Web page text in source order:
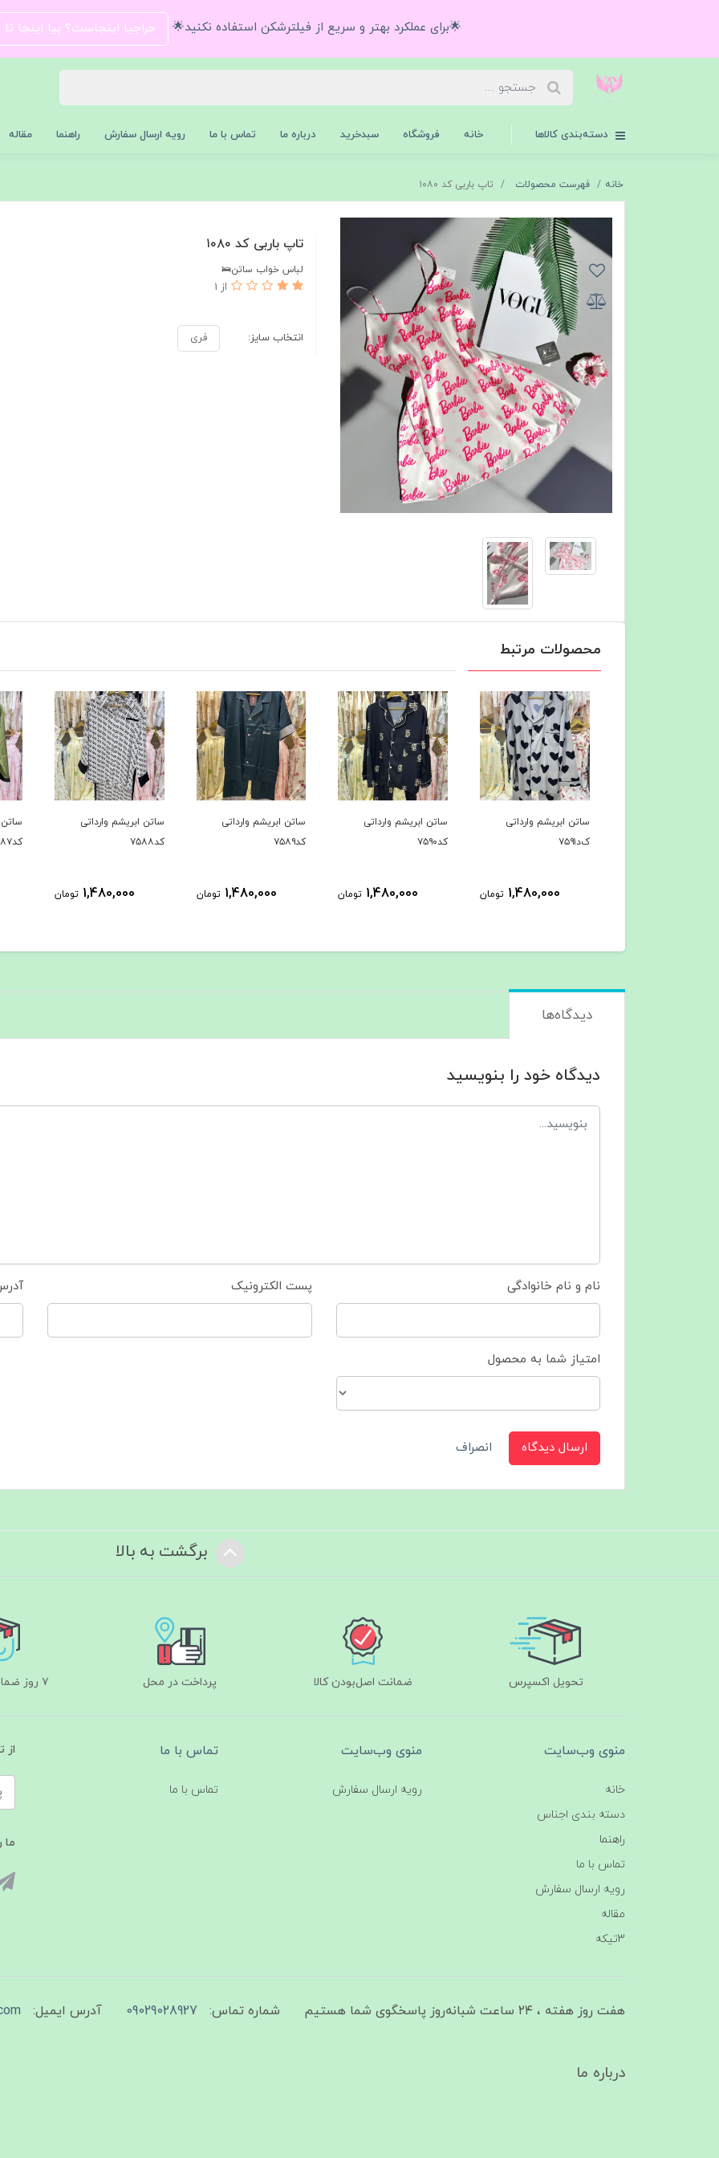
🌟برای عملکرد بهتر و سریع از فیلترشکن استفاده نکنید🌟 حراجیا اینجاست؟ بیا اینجا
دسته‌بندی کالاها خانه فروشگاه سبدخرید درباره ما تماس با ما رویه ارسال سفارش راهنما مقاله
خانه فهرست محصولات تاپ باربی کد ۱۰۸۰
تاپ باربی کد ۱۰۸۰
لباس خواب ساتن🛌
از 1
انتخاب سایز: فری
محصولات مرتبط
ساتن ابریشم وارداتی
ک‌د۷۵۹۱
1,480,000 تومان
ساتن ابریشم وارداتی
کد۷۵۹۰
1,480,000 تومان
ساتن ابریشم وارداتی
کد۷۵۸۹
1,480,000 تومان
ساتن ابریشم وارداتی
کد۷۵۸۸
1,480,000 تومان
ساتن
کد۷۵۸۷
دیدگاه‌ها
دیدگاه خود را بنویسید
نام و نام خانوادگی پست الکترونیک
امتیاز شما به محصول
ارسال دیدگاه انصراف
برگشت به بالا
تحویل اکسپرس ضمانت اصل‌بودن کالا پرداخت در محل ۷ روز ضمانت بازگشت
منوی وب‌سایت
خانه
دسته بندی اجناس
راهنما
تماس با ما
رویه ارسال سفارش
مقاله
3تیکه
منوی وب‌سایت
رویه ارسال سفارش
تماس با ما
تماس با ما
از
ما
هفت روز هفته ، ۲۴ ساعت شبانه‌روز پاسخگوی شما هستیم شماره تماس: 09029028927 آدرس ایمیل:
درباره ما